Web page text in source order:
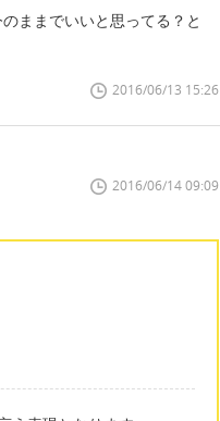
ままでいいと思ってる？と
2016/06/13 15:26
2016/06/14 09:09